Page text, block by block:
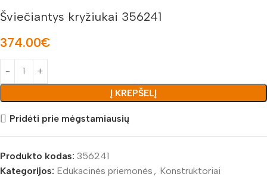
Šviečiantys kryžiukai 356241
374.00€
Į KREPŠELĮ
Pridėti prie mėgstamiausių
Produkto kodas: 356241
Kategorijos: Edukacinės priemonės , Konstruktoriai